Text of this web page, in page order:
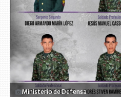
Ministerio de Defensa